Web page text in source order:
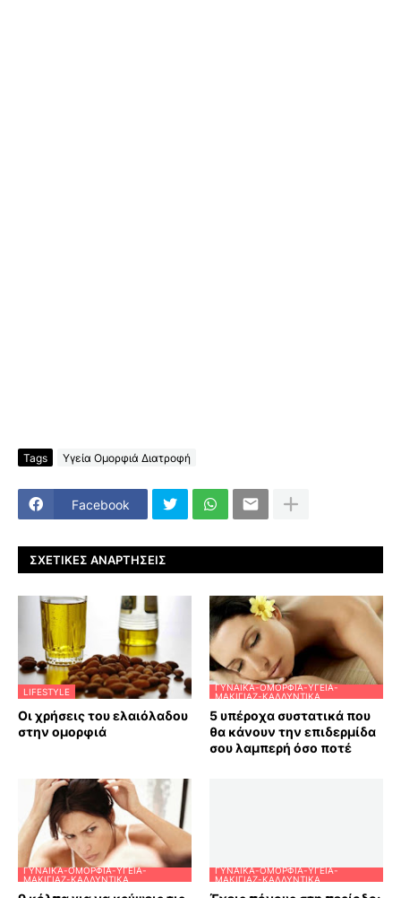
Tags Υγεία Ομορφιά Διατροφή
Facebook
ΣΧΕΤΙΚΈΣ ΑΝΑΡΤΉΣΕΙΣ
LIFESTYLE
Οι χρήσεις του ελαιόλαδου
στην ομορφιά
ΓΥΝΑΊΚΑ-ΟΜΟΡΦΙΆ-ΥΓΕΊΑ-
ΜΑΚΙΓΙΆΖ-ΚΑΛΛΥΝΤΙΚΆ
5 υπέροχα συστατικά που
θα κάνουν την επιδερμίδα
σου λαμπερή όσο ποτέ
ΓΥΝΑΊΚΑ-ΟΜΟΡΦΙΆ-ΥΓΕΊΑ-
ΜΑΚΙΓΙΆΖ-ΚΑΛΛΥΝΤΙΚΆ
ΓΥΝΑΊΚΑ-ΟΜΟΡΦΙΆ-ΥΓΕΊΑ-
ΜΑΚΙΓΙΆΖ-ΚΑΛΛΥΝΤΙΚΆ